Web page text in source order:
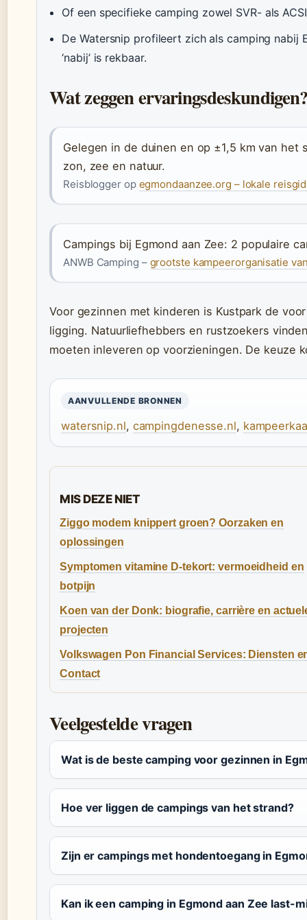
Of een specifieke camping zowel SVR- als
De Watersnip profileert zich als camping
‘nabij’ is rekbaar.
Wat zeggen
Gelegen in de duinen en op ±1,5 km van
zon, zee en natuur.
Reisblogger op egmondaanzee.org – lokale
Campings bij Egmond aan Zee: 2 populaire
ANWB Camping – grootste kampeerorganisatie
Voor gezinnen met kinderen is Kustpark de
ligging. Natuurliefhebbers en rustzoekers
moeten inleveren op voorzieningen. De keuze
AANVULLENDE BRONNEN
watersnip.nl, campingdenesse.nl,
MIS DEZE NIET
Ziggo modem knippert groen? Oorzaken en
oplossingen
Symptomen vitamine D-tekort: vermoeidheid en
botpijn
Koen van der Donk: biografie, carrière en
projecten
Volkswagen Pon Financial Services: Diensten
Contact
Veelgestelde vragen
Wat is de beste camping voor gezinnen in
Hoe ver liggen de campings van het strand?
Zijn er campings met hondentoegang in
Kan ik een camping in Egmond aan Zee last-